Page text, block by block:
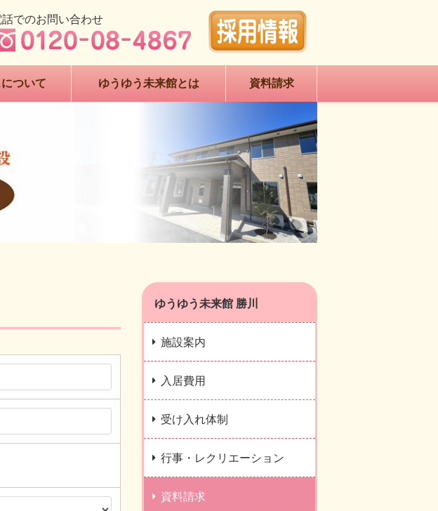
話でのお問い合わせ
ついて ゆうゆう未来館とは 資料請求
うゆう未来館 勝川 資料請求
ゆうゆう未来館 勝川
施設案内
入居費用
受け入れ体制
行事・レクリエーション
資料請求